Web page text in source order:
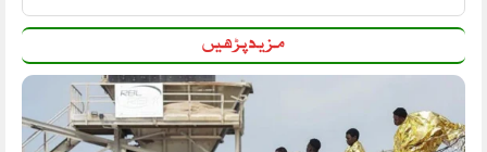
مزید پڑھیں